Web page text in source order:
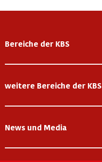
Bereiche der KBS
weitere Bereiche der KBS
News und Media